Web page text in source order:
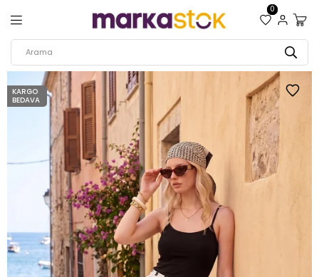
0
KARGO
BEDAVA